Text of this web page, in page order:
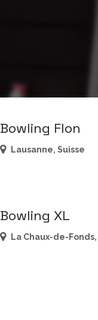
Bowling Flon
Lausanne, Suisse
Bowling XL
La Chaux-de-Fonds,